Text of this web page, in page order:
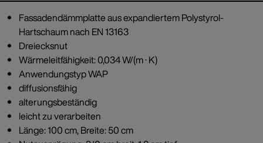
Fassadendämmplatte aus expandiertem Polystyrol-
Hartschaum nach EN 13163
Dreiecksnut
Wärmeleitfähigkeit: 0,034 W/(m · K)
Anwendungstyp WAP
diffusionsfähig
alterungsbeständig
leicht zu verarbeiten
Länge: 100 cm, Breite: 50 cm